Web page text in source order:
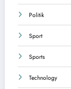
Politik
Sport
Sports
Technology